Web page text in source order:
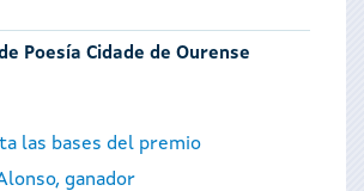
Poesía Cidade de Ourense
las bases del premio
ganador